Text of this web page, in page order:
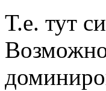
Т.е. тут